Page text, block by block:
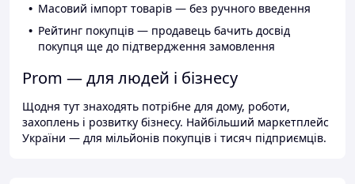
Масовий імпорт товарів — без ручного введення
Рейтинг покупців — продавець бачить досвід
покупця ще до підтвердження замовлення
Prom — для людей і бізнесу
Щодня тут знаходять потрібне для дому, роботи,
захоплень і розвитку бізнесу. Найбільший маркетплейс
України — для мільйонів покупців і тисяч підприємців.